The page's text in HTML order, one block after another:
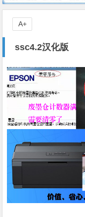
ssc4.2汉化版
A+